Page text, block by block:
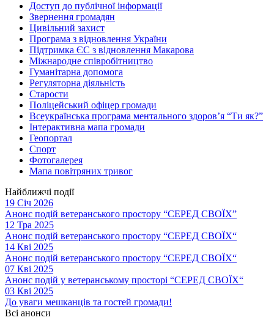
Доступ до публічної інформації
Звернення громадян
Цивільний захист
Програма з відновлення України
Підтримка ЄС з відновлення Макарова
Міжнародне співробітництво
Гуманітарна допомога
Регуляторна діяльність
Старости
Поліцейський офіцер громади
Всеукраїнська програма ментального здоров’я “Ти як?”
Інтерактивна мапа громади
Геопортал
Спорт
Фотогалерея
Мапа повітряних тривог
Найближчі події
19 Січ 2026
Анонс подій ветеранського простору “СЕРЕД СВОЇХ”
12 Тра 2025
Анонс подій ветеранського простору “СЕРЕД СВОЇХ“
14 Кві 2025
Анонс подій ветеранського простору “СЕРЕД СВОЇХ“
07 Кві 2025
Анонс подій у ветеранському просторі “СЕРЕД СВОЇХ“
03 Кві 2025
До уваги мешканців та гостей громади!
Всі анонси